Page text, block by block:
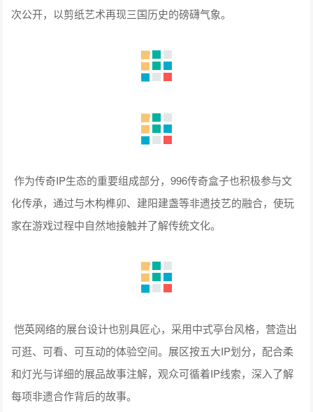
次公开，以剪纸艺术再现三国历史的磅礴气象。
作为传奇IP生态的重要组成部分，996传奇盒子也积极参与文
化传承，通过与木构榫卯、建阳建盏等非遗技艺的融合，使玩
家在游戏过程中自然地接触并了解传统文化。
恺英网络的展台设计也别具匠心，采用中式亭台风格，营造出
可逛、可看、可互动的体验空间。展区按五大IP划分，配合柔
和灯光与详细的展品故事注解，观众可循着IP线索，深入了解
每项非遗合作背后的故事。